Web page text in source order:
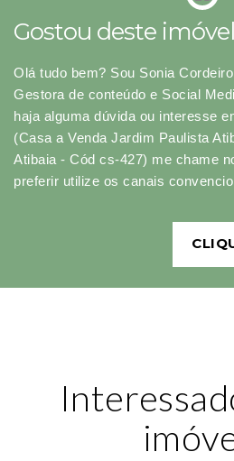
Gostou deste
Olá tudo bem? Sou Sonia
Gestora de conteúdo e Social
haja alguma dúvida ou interesse
(Casa a Venda Jardim Paulista
Atibaia - Cód cs-427) me chame
preferir utilize os canais